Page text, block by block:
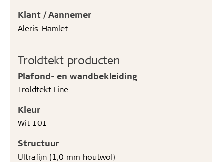
Klant / Aannemer
Aleris-Hamlet
Troldtekt producten
Plafond- en wandbekleiding
Troldtekt Line
Kleur
Wit 101
Structuur
Ultrafijn (1,0 mm houtwol)